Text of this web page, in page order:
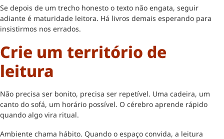
Se depois de um trecho honesto o texto não engata, seguir
adiante é maturidade leitora. Há livros demais esperando para
insistirmos nos errados.
Crie um território de
leitura
Não precisa ser bonito, precisa ser repetível. Uma cadeira, um
canto do sofá, um horário possível. O cérebro aprende rápido
quando algo vira ritual.
Ambiente chama hábito. Quando o espaço convida, a leitura